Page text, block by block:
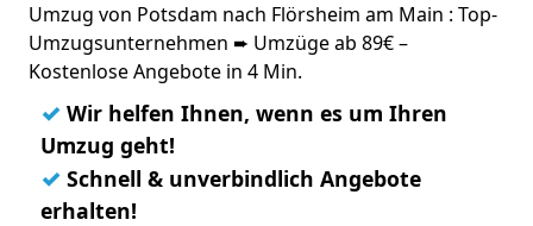
Umzug von Potsdam nach Flörsheim am Main : Top-
Umzugsunternehmen ➨ Umzüge ab 89€ –
Kostenlose Angebote in 4 Min.
✓ Wir helfen Ihnen, wenn es um Ihren
Umzug geht!
✓ Schnell & unverbindlich Angebote
erhalten!